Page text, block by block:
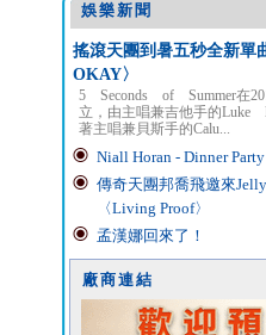
娛樂新聞
搖滾天團到暑五秒全新單
OKAY〉
5 Seconds of Summer在
立，由主唱兼吉他手的Luke
著主唱兼貝斯手的Calu...
Niall Horan - Dinner Party
傳奇天團邦喬飛邀來
〈Living Proof〉
孟漢娜回來了！
廠商連結